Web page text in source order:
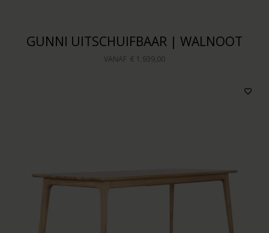
GUNNI UITSCHUIFBAAR | WALNOOT
VANAF € 1.939,00